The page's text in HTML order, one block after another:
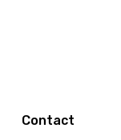
Contact